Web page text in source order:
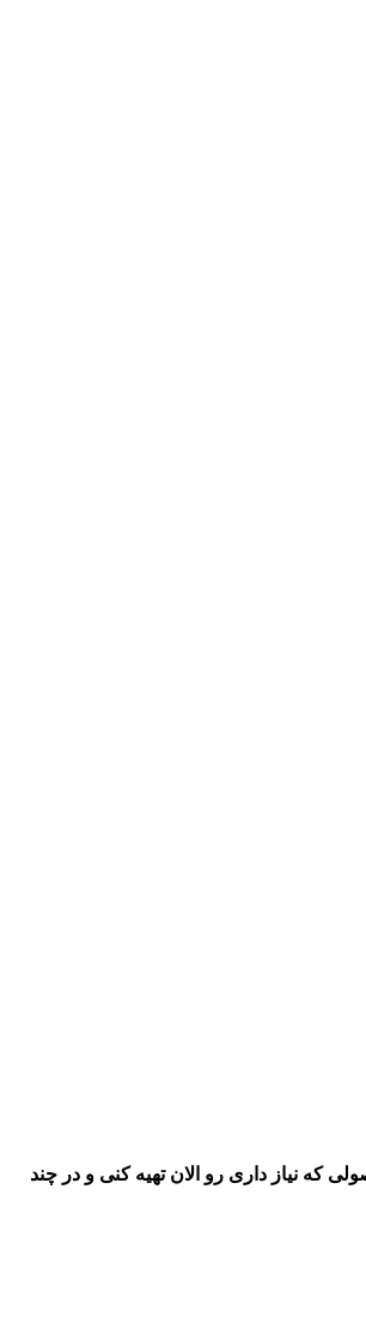
که نیاز داری رو الان تهیه کنی و در چند